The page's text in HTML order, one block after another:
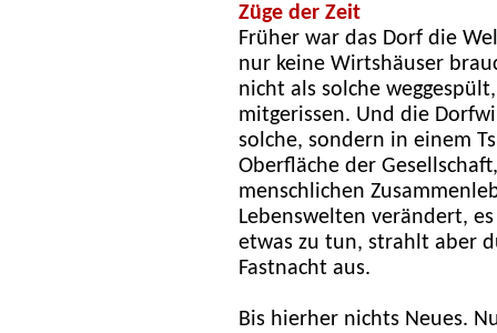
Züge der Zeit
Früher war das Dorf die
nur keine Wirtshäuser
nicht als solche
mitgerissen. Und die
solche, sondern in einem
Oberfläche der
menschlichen
Lebenswelten verändert,
etwas zu tun, strahlt aber
Fastnacht aus.
Bis hierher nichts Neues.